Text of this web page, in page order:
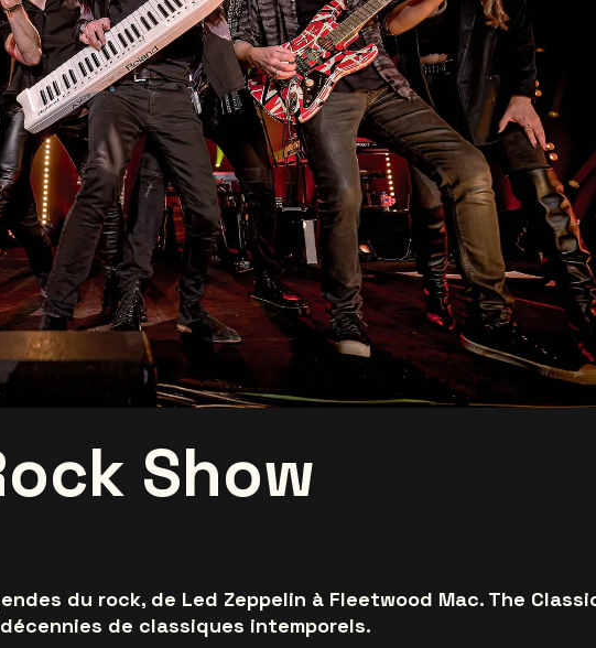
Show
du rock, de Led Zeppelin à Fleetwood Mac. The
de classiques intemporels.